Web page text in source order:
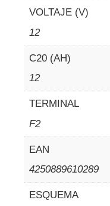
VOLTAJE (V)
12
C20 (AH)
12
TERMINAL
F2
EAN
4250889610289
ESQUEMA